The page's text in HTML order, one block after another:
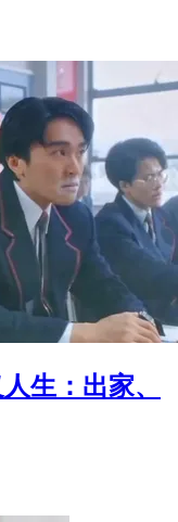
生：出家、